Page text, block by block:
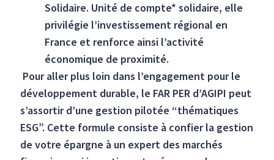
Solidaire. Unité de compte* solidaire, elle
privilégie l’investissement régional en
France et renforce ainsi l’activité
économique de proximité.
Pour aller plus loin dans l’engagement pour le
développement durable, le FAR PER d’AGIPI peut
s’assortir d’une gestion pilotée “thématiques
ESG”. Cette formule consiste à confier la gestion
de votre épargne à un expert des marchés